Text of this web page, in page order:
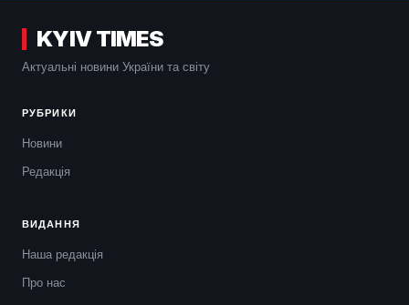
KYIV TIMES
Актуальні новини України та світу
РУБРИКИ
Новини
Редакція
ВИДАННЯ
Наша редакція
Про нас